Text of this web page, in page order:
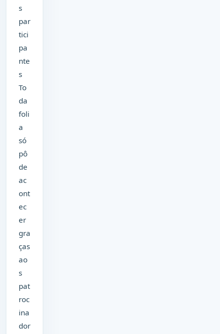
s
par
tici
pa
nte
s
To
da
foli
a
só
pô
de
ac
ont
ec
er
gra
ças
ao
s
pat
roc
ina
dor